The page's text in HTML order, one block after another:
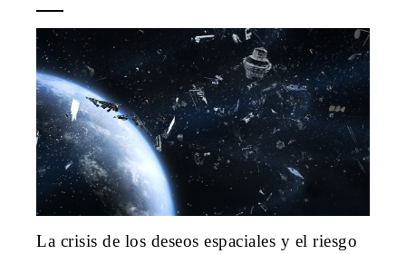
La crisis de los deseos espaciales y el riesgo